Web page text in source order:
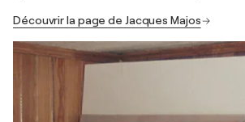
Découvrir la page de Jacques Majos